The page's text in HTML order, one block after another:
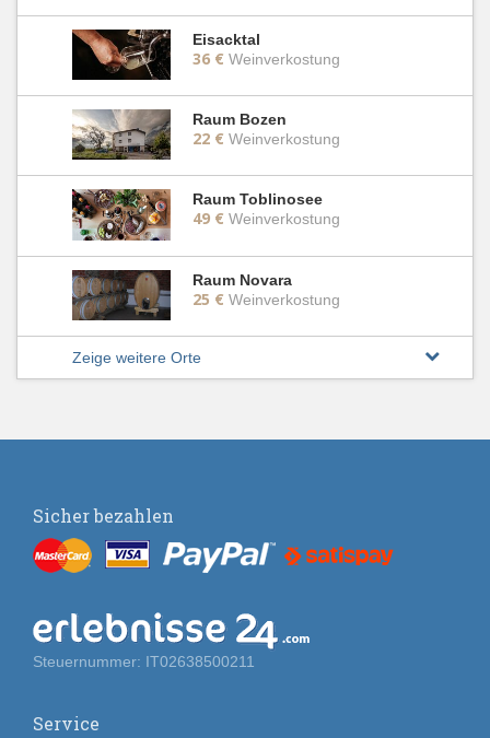
Eisacktal
36 € Weinverkostung
Raum Bozen
22 € Weinverkostung
Raum Toblinosee
49 € Weinverkostung
Raum Novara
25 € Weinverkostung
Zeige weitere Orte
Sicher bezahlen
Steuernummer: IT02638500211
Service